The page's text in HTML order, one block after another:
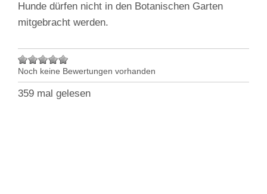
Hunde dürfen nicht in den Botanischen Garten
mitgebracht werden.
Noch keine Bewertungen vorhanden
359 mal gelesen